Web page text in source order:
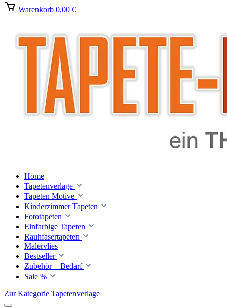
Warenkorb 0,00 €
Home
Tapetenverlage
Tapeten Motive
Kinderzimmer Tapeten
Fototapeten
Einfarbige Tapeten
Rauhfasertapeten
Malervlies
Bestseller
Zubehör + Bedarf
Sale %
Zur Kategorie Tapetenverlage